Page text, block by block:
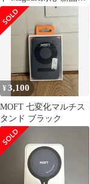
使用 マルチスタンド
¥3,100
MOFT 七変化マルチス
タンド ブラック